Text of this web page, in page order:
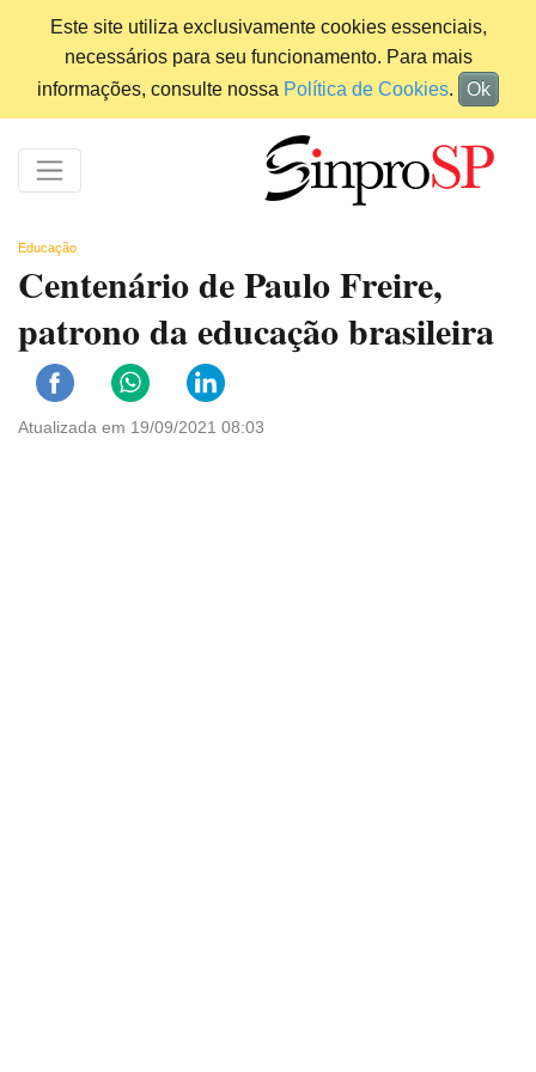
Este site utiliza exclusivamente cookies essenciais,
necessários para seu funcionamento. Para mais
informações, consulte nossa Política de Cookies. Ok
Educação
Centenário de Paulo Freire,
patrono da educação brasileira
Atualizada em 19/09/2021 08:03